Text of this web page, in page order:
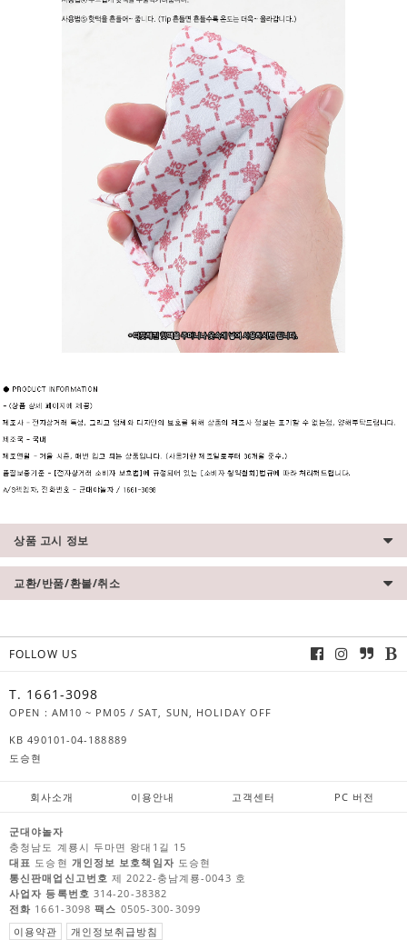
상품 고시 정보
교환/반품/환불/취소
FOLLOW US
T. 1661-3098
OPEN : AM10 ~ PM05 / SAT, SUN, HOLIDAY OFF
KB 490101-04-188889
도승현
회사소개 이용안내 고객센터 PC 버전
군대야놀자
충청남도 계룡시 두마면 왕대1길 15
대표 도승현 개인정보 보호책임자 도승현
통신판매업신고번호 제 2022-충남계룡-0043 호
사업자 등록번호 314-20-38382
전화 1661-3098팩스 0505-300-3099
이용약관
개인정보취급방침